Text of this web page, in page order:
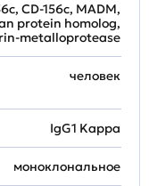
CD-156c, MADM,
protein homolog,
metalloprotease
человек
IgG1 Kappa
моноклональное